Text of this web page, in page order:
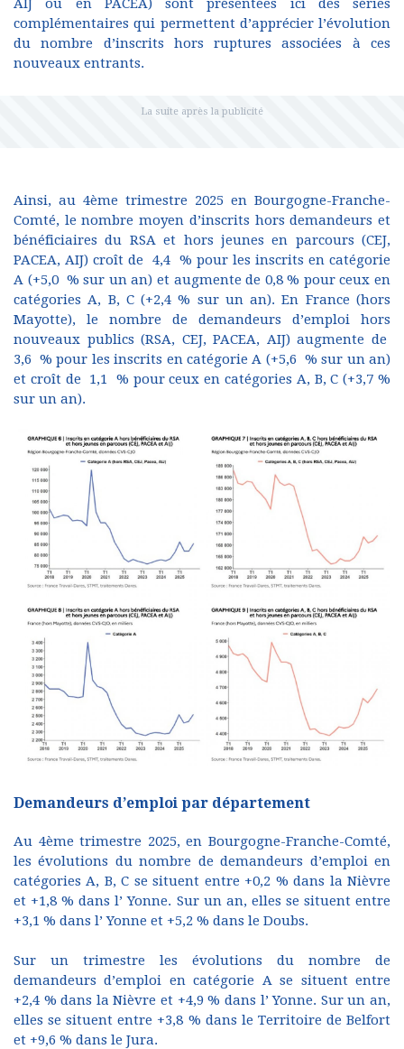
AIJ ou en PACEA) sont présentées ici des séries
complémentaires qui permettent d’apprécier l’évolution
du nombre d’inscrits hors ruptures associées à ces
nouveaux entrants.
Ainsi, au 4ème trimestre 2025 en Bourgogne-Franche-
Comté, le nombre moyen d’inscrits hors demandeurs et
bénéficiaires du RSA et hors jeunes en parcours (CEJ,
PACEA, AIJ) croît de 4,4 % pour les inscrits en catégorie
A (+5,0 % sur un an) et augmente de 0,8 % pour ceux en
catégories A, B, C (+2,4 % sur un an). En France (hors
Mayotte), le nombre de demandeurs d’emploi hors
nouveaux publics (RSA, CEJ, PACEA, AIJ) augmente de
3,6 % pour les inscrits en catégorie A (+5,6 % sur un an)
et croît de 1,1 % pour ceux en catégories A, B, C (+3,7 %
sur un an).
Demandeurs d’emploi par département
Au 4ème trimestre 2025, en Bourgogne-Franche-Comté,
les évolutions du nombre de demandeurs d’emploi en
catégories A, B, C se situent entre +0,2 % dans la Nièvre
et +1,8 % dans l’ Yonne. Sur un an, elles se situent entre
+3,1 % dans l’ Yonne et +5,2 % dans le Doubs.
Sur un trimestre les évolutions du nombre de
demandeurs d’emploi en catégorie A se situent entre
+2,4 % dans la Nièvre et +4,9 % dans l’ Yonne. Sur un an,
elles se situent entre +3,8 % dans le Territoire de Belfort
et +9,6 % dans le Jura.